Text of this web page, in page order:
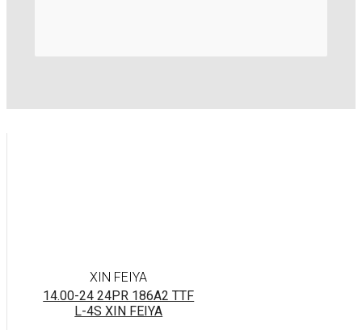
XIN FEIYA
14.00-24 24PR 186A2 TTF
L-4S XIN FEIYA